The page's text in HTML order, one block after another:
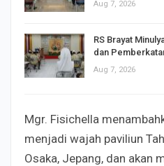
Aug 7, 2026
RS Brayat
dan
Aug 7, 2026
Mgr. Fisichella
menjadi wajah paviliun
Osaka, Jepang, dan akan